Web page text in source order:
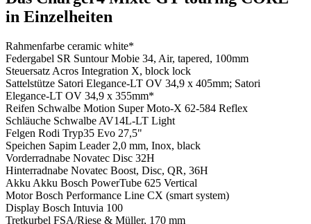
in Einzelheiten
Rahmenfarbe ceramic white*
Federgabel SR Suntour Mobie 34, Air, tapered, 100mm
Steuersatz Acros Integration X, block lock
Sattelstütze Satori Elegance-LT OV 34,9 x 405mm; Satori
Elegance-LT OV 34,9 x 355mm*
Reifen Schwalbe Motion Super Moto-X 62-584 Reflex
Schläuche Schwalbe AV14L-LT Light
Felgen Rodi Tryp35 Evo 27,5"
Speichen Sapim Leader 2,0 mm, Inox, black
Vorderradnabe Novatec Disc 32H
Hinterradnabe Novatec Boost, Disc, QR, 36H
Akku Akku Bosch PowerTube 625 Vertical
MotorBosch Performance Line CX (smart system)
Display Bosch Intuvia 100
Tretkurbel FSA/Riese & Müller, 170 mm